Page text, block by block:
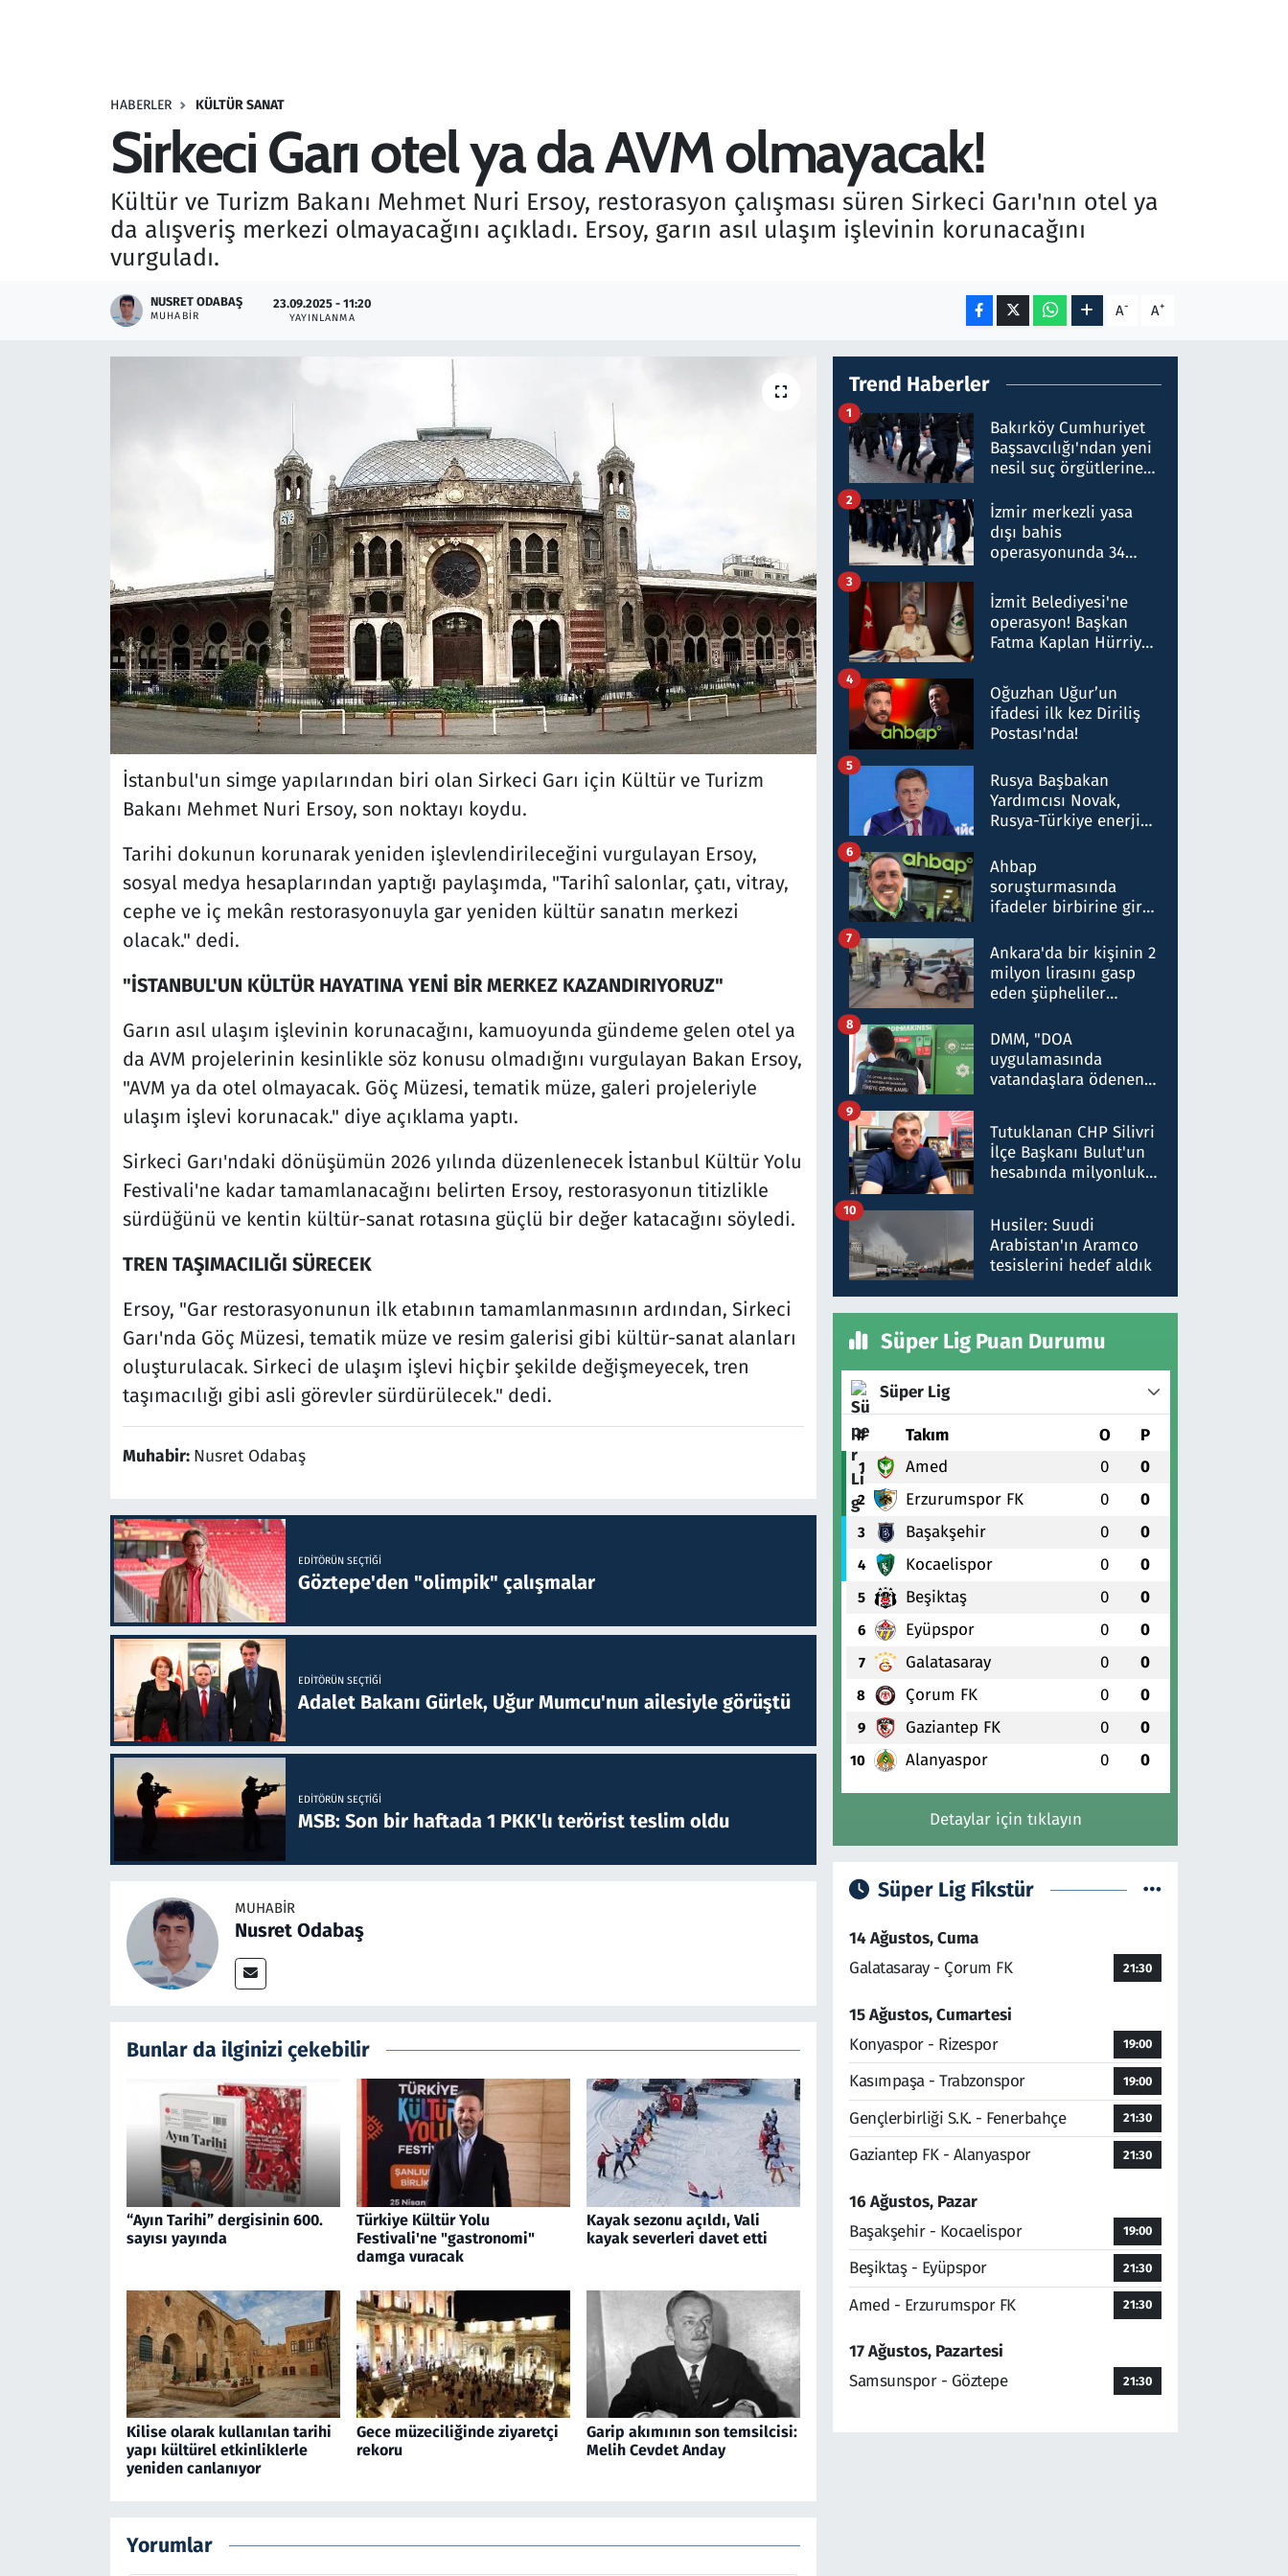
HABERLER KÜLTÜR SANAT
Sirkeci Garı otel ya da AVM olmayacak!
Kültür ve Turizm Bakanı Mehmet Nuri Ersoy, restorasyon çalışması süren Sirkeci Garı'nın otel ya
da alışveriş merkezi olmayacağını açıkladı. Ersoy, garın asıl ulaşım işlevinin korunacağını
vurguladı.
NUSRET ODABAŞ
MUHABIR
23.09.2025 - 11:20
YAYINLANMA A- A+
İstanbul'un simge yapılarından biri olan Sirkeci Garı için Kültür ve Turizm
Bakanı Mehmet Nuri Ersoy, son noktayı koydu.
Tarihi dokunun korunarak yeniden işlevlendirileceğini vurgulayan Ersoy,
sosyal medya hesaplarından yaptığı paylaşımda, "Tarihî salonlar, çatı, vitray,
cephe ve iç mekân restorasyonuyla gar yeniden kültür sanatın merkezi
olacak." dedi.
"İSTANBUL'UN KÜLTÜR HAYATINA YENİ BİR MERKEZ KAZANDIRIYORUZ"
Garın asıl ulaşım işlevinin korunacağını, kamuoyunda gündeme gelen otel ya
da AVM projelerinin kesinlikle söz konusu olmadığını vurgulayan Bakan Ersoy,
"AVM ya da otel olmayacak. Göç Müzesi, tematik müze, galeri projeleriyle
ulaşım işlevi korunacak." diye açıklama yaptı.
Sirkeci Garı'ndaki dönüşümün 2026 yılında düzenlenecek İstanbul Kültür Yolu
Festivali'ne kadar tamamlanacağını belirten Ersoy, restorasyonun titizlikle
sürdüğünü ve kentin kültür-sanat rotasına güçlü bir değer katacağını söyledi.
TREN TAŞIMACILIĞI SÜRECEK
Ersoy, "Gar restorasyonunun ilk etabının tamamlanmasının ardından, Sirkeci
Garı'nda Göç Müzesi, tematik müze ve resim galerisi gibi kültür-sanat alanları
oluşturulacak. Sirkeci de ulaşım işlevi hiçbir şekilde değişmeyecek, tren
taşımacılığı gibi asli görevler sürdürülecek." dedi.
Muhabir: Nusret Odabaş
EDITÖRÜN SEÇTIĞI
Göztepe'den "olimpik" çalışmalar
EDITÖRÜN SEÇTIĞI
Adalet Bakanı Gürlek, Uğur Mumcu'nun ailesiyle görüştü
EDITÖRÜN SEÇTIĞI
MSB: Son bir haftada 1 PKK'lı terörist teslim oldu
MUHABIR
Nusret Odabaş
Bunlar da ilginizi çekebilir
“Ayın Tarihi” dergisinin 600.
sayısı yayında
Türkiye Kültür Yolu
Festivali'ne "gastronomi"
damga vuracak
Kayak sezonu açıldı, Vali
kayak severleri davet etti
Kilise olarak kullanılan tarihi
yapı kültürel etkinliklerle
yeniden canlanıyor
Gece müzeciliğinde ziyaretçi
rekoru
Garip akımının son temsilcisi:
Melih Cevdet Anday
Yorumlar
Trend Haberler
Bakırköy Cumhuriyet
Başsavcılığı'ndan yeni
nesil suç örgütlerine
hakkında gözaltı kararı
1
İzmir merkezli yasa
dışı bahis
operasyonunda 34
Milyar liralık para
trafiği tespit edildi
2
İzmit Belediyesi'ne
operasyon! Başkan
Fatma Kaplan Hürriyet
3
Oğuzhan Uğur’un
ifadesi ilk kez Diriliş
Postası'nda!
4
Rusya Başbakan
Yardımcısı Novak,
Rusya-Türkiye enerji
nitelikte olduğunu
belirtti
5
Ahbap
soruşturmasında
ifadeler birbirine girdi:
ifadelerinden ortaya
çıkan tablo şok etti
6
Ankara'da bir kişinin 2
milyon lirasını gasp
eden şüpheliler
7
DMM, "DOA
uygulamasında
vatandaşlara ödenen
düşürüldüğü" iddiasını
yalanladı
8
Tutuklanan CHP Silivri
İlçe Başkanı Bulut'un
hesabında milyonluk
talimat verdi, ben
gönderdim
9
Husiler: Suudi
Arabistan'ın Aramco
tesislerini hedef aldık
10
Süper Lig Puan Durumu
Süper Lig
# Takım O P
1 Amed 0 0
2 Erzurumspor FK 0 0
3 Başakşehir 0 0
4 Kocaelispor 0 0
5 Beşiktaş 0 0
6 Eyüpspor 0 0
7 Galatasaray 0 0
8 Çorum FK 0 0
9 Gaziantep FK 0 0
10 Alanyaspor 0 0
Detaylar için tıklayın
Süper Lig Fikstür
14 Ağustos, Cuma
Galatasaray - Çorum FK
21:30
15 Ağustos, Cumartesi
Konyaspor - Rizespor
19:00
Kasımpaşa - Trabzonspor 19:00
Gençlerbirliği S.K. - Fenerbahçe 21:30
Gaziantep FK - Alanyaspor 21:30
16 Ağustos, Pazar
Başakşehir - Kocaelispor
19:00
Beşiktaş - Eyüpspor 21:30
Amed - Erzurumspor FK 21:30
17 Ağustos, Pazartesi
Samsunspor - Göztepe
21:30
Savunma Sanayi
Seçim 2023